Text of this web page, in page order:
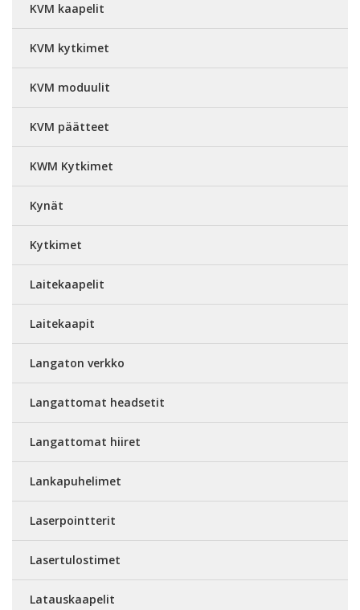
KVM kaapelit
KVM kytkimet
KVM moduulit
KVM päätteet
KWM Kytkimet
Kynät
Kytkimet
Laitekaapelit
Laitekaapit
Langaton verkko
Langattomat headsetit
Langattomat hiiret
Lankapuhelimet
Laserpointterit
Lasertulostimet
Latauskaapelit